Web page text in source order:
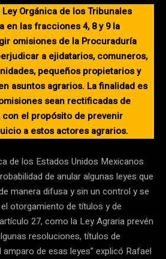
Orgánica de los Tribunales
en las fracciones 4, 8 y 9 la
omisiones de la Procuraduría
a ejidatarios, comuneros,
pequeños propietarios y
asuntos agrarios. La finalidad es
sean rectificadas de
el propósito de prevenir
a estos actores agrarios.
de los Estados Unidos Mexicanos
de anular algunas leyes que
manera difusa y sin un control y se
otorgamiento de títulos y de
27, como la Ley Agraria prevén
resoluciones, títulos de
de esas leyes” explicó Rafael